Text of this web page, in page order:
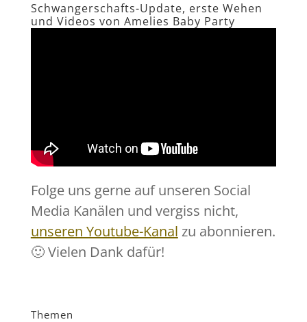
Schwangerschafts-Update, erste Wehen
und Videos von Amelies Baby Party
Folge uns gerne auf unseren Social
Media Kanälen und vergiss nicht,
unseren Youtube-Kanal zu abonnieren.
🙂 Vielen Dank dafür!
Themen